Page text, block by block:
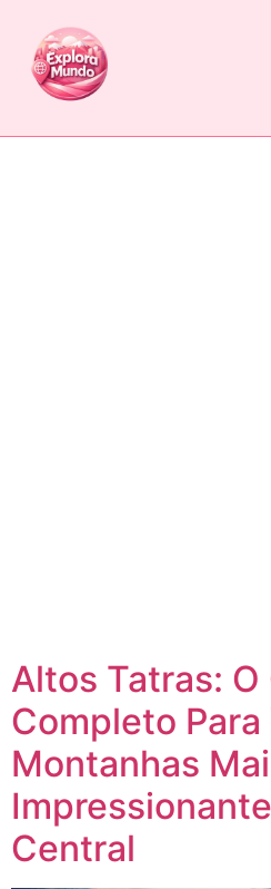
Altos Tatras: O
Completo
Montanhas
Central